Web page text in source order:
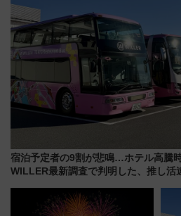
宿泊予定者の9割が悲鳴…ホテル高騰
WILLER最新調査で判明した、推し活